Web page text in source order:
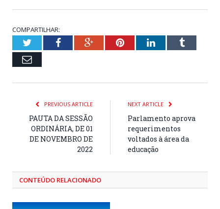
COMPARTILHAR:
TwitterFacebookGoogle+PinterestLinkedInTumblr
Email
PREVIOUS ARTICLE
PAUTA DA SESSÃO
ORDINÁRIA, DE 01
DE NOVEMBRO DE
2022
NEXT ARTICLE
Parlamento aprova
requerimentos
voltados à área da
educação
CONTEÚDO RELACIONADO